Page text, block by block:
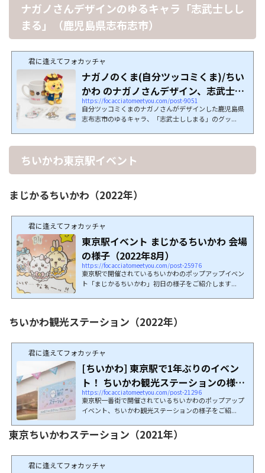
ナガノさんデザインのゆるキャラ「志武士しし
まる」（鹿児島県志布志市）
君に逢えてフォカッチャ
ナガノのくま(自分ツッコミくま)/ちい
かわ のナガノさんデザイン、志武士し
しまる...
https://focacciatomeetyou.com/post-9051
自分ツッコミくまのナガノさんがデザインした鹿児島県
志布志市のゆるキャラ、「志武士ししまる」のグッ...
ちいかわ東京駅イベント
まじかるちいかわ（2022年）
君に逢えてフォカッチャ
東京駅イベント まじかるちいかわ 会場
の様子（2022年8月）
https://focacciatomeetyou.com/post-25976
東京駅で開催されているちいかわのポップアップイベン
ト「まじかるちいかわ」初日の様子をご紹介します...
ちいかわ観光ステーション（2022年）
君に逢えてフォカッチャ
[ちいかわ] 東京駅で1年ぶりのイベン
ト！ ちいかわ観光ステーションの様子
をご紹介...
https://focacciatomeetyou.com/post-21296
東京駅一番街で開催されているちいかわのポップアップ
イベント、ちいかわ観光ステーションの様子をご紹...
東京ちいかわステーション（2021年）
君に逢えてフォカッチャ